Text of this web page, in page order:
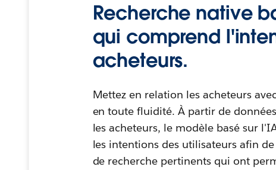
Recherche native
qui comprend
acheteurs.
Mettez en relation les acheteurs
en toute fluidité. À partir de
les acheteurs, le modèle basé sur
les intentions des utilisateurs afin
de recherche pertinents qui ont